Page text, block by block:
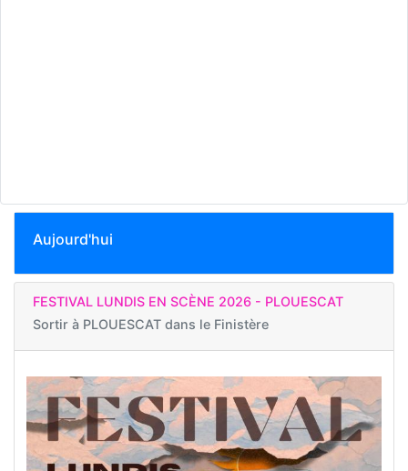
Aujourd'hui
FESTIVAL LUNDIS EN SCÈNE 2026 - PLOUESCAT
Sortir à PLOUESCAT dans le Finistère